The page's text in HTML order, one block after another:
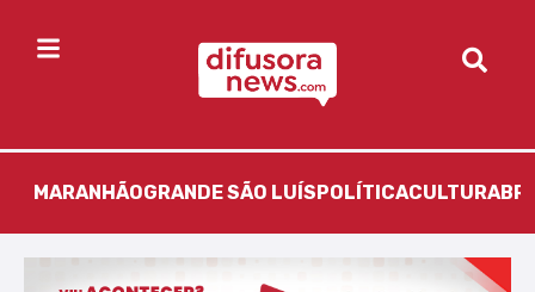
MARANHÃOGRANDE SÃO LUÍS POLÍTICACULTURA